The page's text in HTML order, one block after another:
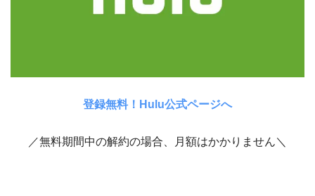
登録無料！Hulu公式ページへ
／無料期間中の解約の場合、月額はかかりません＼